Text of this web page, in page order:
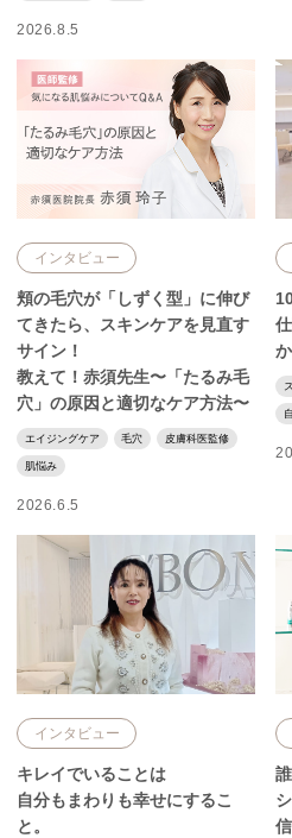
2026.8.5
インタビュー
頬の毛穴が「しずく型」に伸び
てきたら、スキンケアを見直す
サイン！
教えて！赤須先生〜「たるみ毛
穴」の原因と適切なケア方法〜
エイジングケア 毛穴 皮膚科医監修
肌悩み
2026.6.5
インタビュー
キレイでいることは
自分もまわりも幸せにするこ
と。